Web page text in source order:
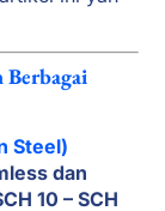
Berbagai
Steel)
dan
10 – SCH